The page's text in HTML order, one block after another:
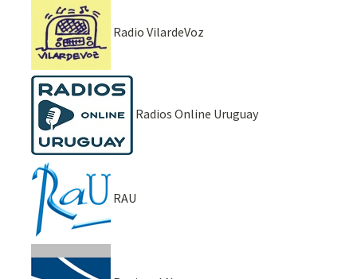
Radio VilardeVoz
Radios Online Uruguay
RAU